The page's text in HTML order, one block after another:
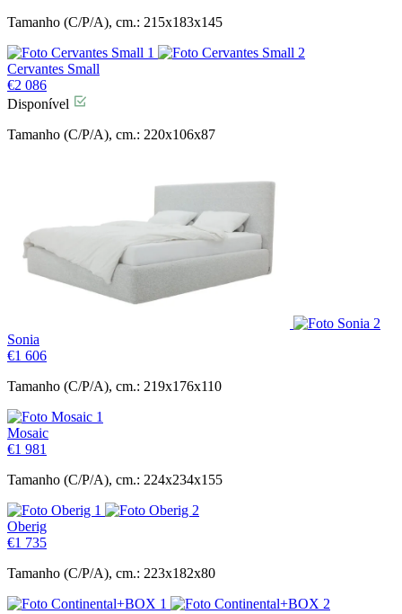
Tamanho (C/P/A), cm.: 215x183x145
Cervantes Small
€2 086
Disponível
Tamanho (C/P/A), cm.: 220x106x87
Sonia
€1 606
Tamanho (C/P/A), cm.: 219x176x110
Mosaic
€1 981
Tamanho (C/P/A), cm.: 224x234x155
Oberig
€1 735
Tamanho (C/P/A), cm.: 223x182x80